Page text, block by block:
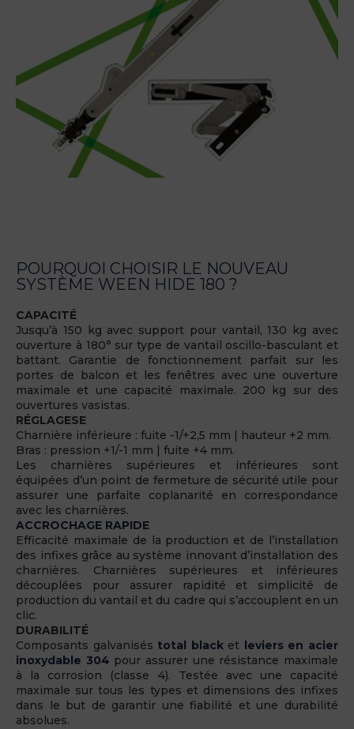
POURQUOI CHOISIR LE NOUVEAU
SYSTÈME WEEN HIDE 180 ?
CAPACITÉ
Jusqu’à 150 kg avec support pour vantail, 130 kg avec
ouverture à 180° sur type de vantail oscillo-basculant et
battant. Garantie de fonctionnement parfait sur les
portes de balcon et les fenêtres avec une ouverture
maximale et une capacité maximale. 200 kg sur des
ouvertures vasistas.
RÉGLAGESE
Charnière inférieure : fuite -1/+2,5 mm | hauteur +2 mm.
Bras : pression +1/-1 mm | fuite +4 mm.
Les charnières supérieures et inférieures sont
équipées d’un point de fermeture de sécurité utile pour
assurer une parfaite coplanarité en correspondance
avec les charnières.
ACCROCHAGE RAPIDE
Efficacité maximale de la production et de l’installation
des infixes grâce au système innovant d’installation des
charnières. Charnières supérieures et inférieures
découplées pour assurer rapidité et simplicité de
production du vantail et du cadre qui s’accouplent en un
clic.
DURABILITÉ
Composants galvanisés total blacket
leviers en acier
inoxydable 304 pour assurer une résistance maximale
à la corrosion (classe 4). Testée avec une capacité
maximale sur tous les types et dimensions des infixes
dans le but de garantir une fiabilité et une durabilité
absolues.